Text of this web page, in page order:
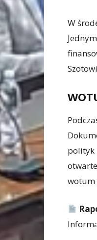
W
polityk
wotum